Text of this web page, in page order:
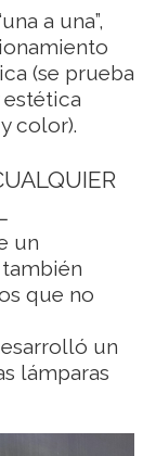
a una”,
(se prueba
color).
un
que no
un
lámparas